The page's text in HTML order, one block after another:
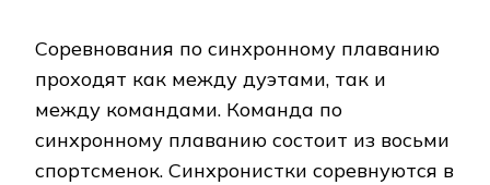
Соревнования по синхронному плаванию
проходят как между дуэтами, так и
между командами. Команда по
синхронному плаванию состоит из восьми
спортсменок. Синхронистки соревнуются в